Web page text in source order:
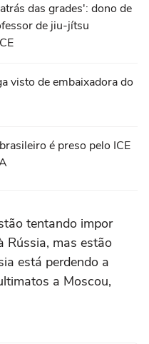
das grades': dono de
de jiu-jítsu
visto de embaixadora do
é preso pelo ICE
tentando impor
Rússia, mas estão
está perdendo a
a Moscou,